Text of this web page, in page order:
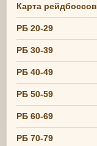
Карта рейдбоссов
РБ 20-29
РБ 30-39
РБ 40-49
РБ 50-59
РБ 60-69
РБ 70-79